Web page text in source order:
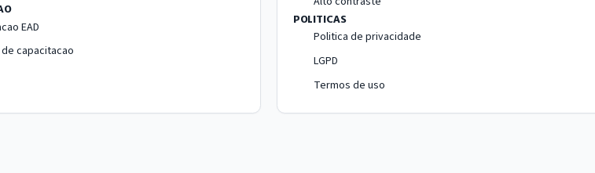
EAD
capacitacao
POLITICAS
Politica de privacidade
LGPD
Termos de uso
IntGest AI